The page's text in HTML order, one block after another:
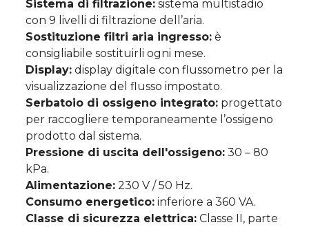
Sistema di filtrazione: sistema multistadio
con 9 livelli di filtrazione dell’aria.
Sostituzione filtri aria ingresso: è
consigliabile sostituirli ogni mese.
Display: display digitale con flussometro per la
visualizzazione del flusso impostato.
Serbatoio di ossigeno integrato: progettato
per raccogliere temporaneamente l’ossigeno
prodotto dal sistema.
Pressione di uscita dell'ossigeno: 30 – 80
kPa.
Alimentazione: 230 V / 50 Hz.
Consumo energetico: inferiore a 360 VA.
Classe di sicurezza elettrica: Classe II, parte